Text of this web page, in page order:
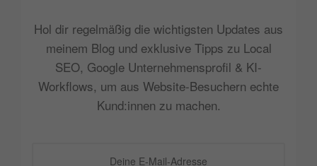
Hol dir regelmäßig die wichtigsten Updates aus
meinem Blog und exklusive Tipps zu Local
SEO, Google Unternehmensprofil & KI-
Workflows, um aus Website-Besuchern echte
Kund:innen zu machen.